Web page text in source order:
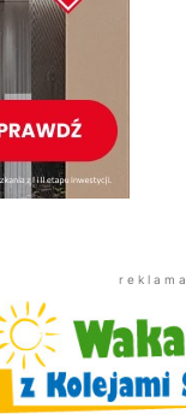
r e k l a m a